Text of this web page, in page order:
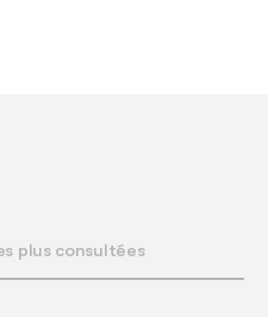
plus consultées